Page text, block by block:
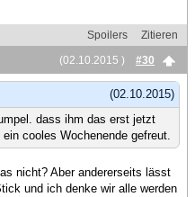
Spoilers
Zitieren
(02.10.2015 )
#30
(02.10.2015)
dass ihm das erst jetzt
cooles Wochenende gefreut.
nicht? Aber andererseits lässt
und ich denke wir alle werden